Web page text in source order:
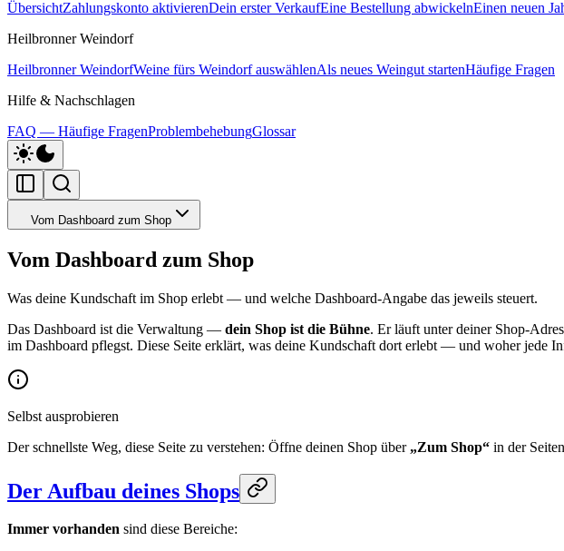
ÜbersichtZahlungskonto aktivierenDein erster VerkaufEine Bestellung abwickelnEinen neuen
Heilbronner Weindorf
Heilbronner WeindorfWeine fürs Weindorf auswählenAls neues Weingut startenHäufige Fragen
Hilfe & Nachschlagen
FAQ — Häufige FragenProblembehebungGlossar
Vom Dashboard zum Shop
Vom Dashboard zum Shop
Was deine Kundschaft im Shop erlebt — und welche Dashboard-Angabe das jeweils steuert.
Das Dashboard ist die Verwaltung — dein Shop ist die Bühne. Er läuft unter deiner Shop-
im Dashboard pflegst. Diese Seite erklärt, was deine Kundschaft dort erlebt — und woher jede
Selbst ausprobieren
Der schnellste Weg, diese Seite zu verstehen: Öffne deinen Shop über „Zum Shop“ in der
Der Aufbau deines Shops
Immer vorhanden sind diese Bereiche: